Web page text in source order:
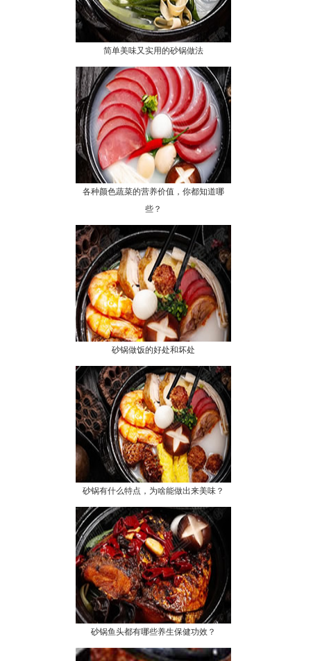
简单美味又实用的砂锅做法
各种颜色蔬菜的营养价值，你都知道哪
些？
砂锅做饭的好处和坏处
砂锅有什么特点，为啥能做出来美味？
砂锅鱼头都有哪些养生保健功效？